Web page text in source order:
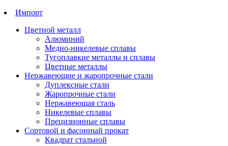
Импорт
Цветной металл
Алюминий
Медно-никелевые сплавы
Тугоплавкие металлы и сплавы
Цветные металлы
Нержавеющие и жаропрочные стали
Дуплексные стали
Жаропрочные стали
Нержавеющая сталь
Никелевые сплавы
Прецизионные сплавы
Сортовой и фасонный прокат
Квадрат стальной